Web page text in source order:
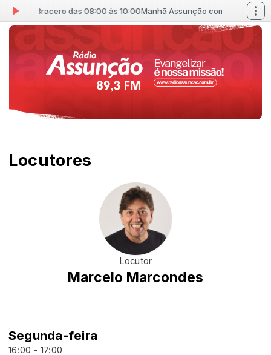
Bracero das 08:00 às 10:00Manhã Assunção com Rosana
Locutores
Locutor
Marcelo Marcondes
Segunda-feira
16:00 - 17:00